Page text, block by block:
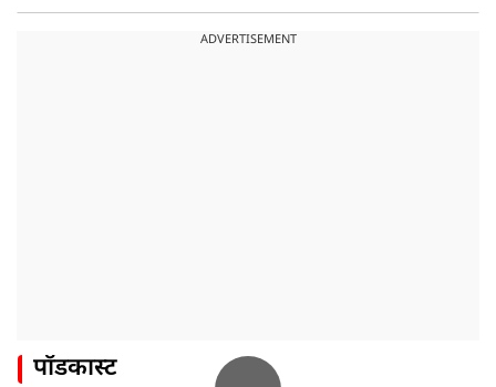
ADVERTISEMENT
पॉडकास्ट